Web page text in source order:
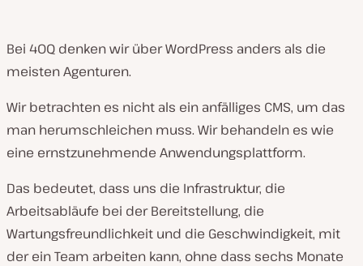
Bei 40Q denken wir über WordPress anders als die
meisten Agenturen.
Wir betrachten es nicht als ein anfälliges CMS, um das
man herumschleichen muss. Wir behandeln es wie
eine ernstzunehmende Anwendungsplattform.
Das bedeutet, dass uns die Infrastruktur, die
Arbeitsabläufe bei der Bereitstellung, die
Wartungsfreundlichkeit und die Geschwindigkeit, mit
der ein Team arbeiten kann, ohne dass sechs Monate